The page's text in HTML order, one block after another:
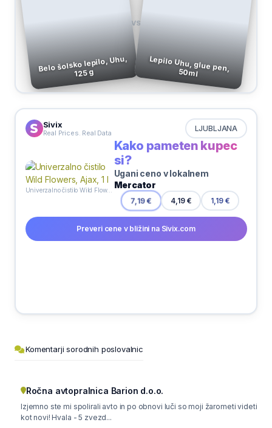
Belo šolsko lepilo, Uhu,
125 g
VS
Lepilo Uhu, glue pen,
50ml
Sivix
Real Prices. Real Data LJUBLJANA
Univerzalno čistilo Wild Flowers, Ajax, 1 l
Kako pameten kupec
si?
Ugani ceno v lokalnem
Mercator
7,19 € 4,19 € 1,19 €
Preveri cene v bližini na Sivix.com
Komentarji sorodnih poslovalnic
Ročna avtopralnica Barion d.o.o.
Izjemno ste mi spolirali avto in po obnovi luči so moji žarometi videti
kot novi! Hvala - 5 zvezd...